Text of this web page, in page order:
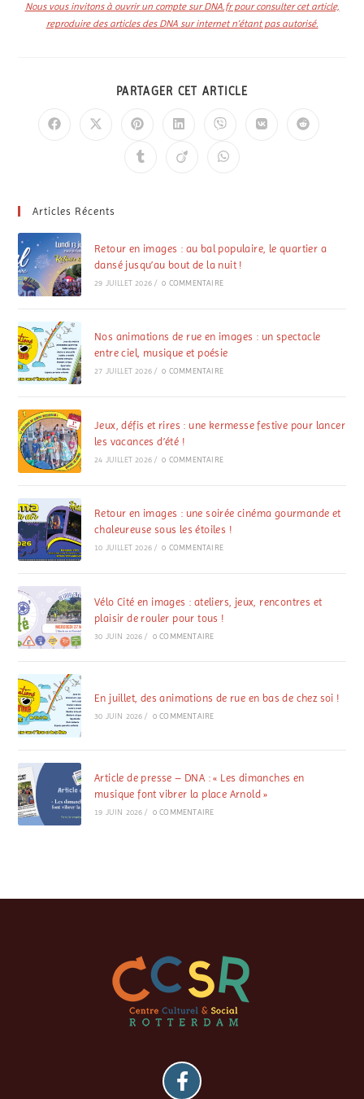
Nous vous invitons à ouvrir un compte sur DNA.fr pour consulter cet article,
reproduire des articles des DNA sur internet n’étant pas autorisé.
PARTAGER CET ARTICLE
Articles Récents
Retour en images : au bal populaire, le quartier a
dansé jusqu’au bout de la nuit !
29 JUILLET 2026 / 0 COMMENTAIRE
Nos animations de rue en images : un spectacle
entre ciel, musique et poésie
27 JUILLET 2026 / 0 COMMENTAIRE
Jeux, défis et rires : une kermesse festive pour lancer
les vacances d’été !
24 JUILLET 2026 / 0 COMMENTAIRE
Retour en images : une soirée cinéma gourmande et
chaleureuse sous les étoiles !
10 JUILLET 2026 / 0 COMMENTAIRE
Vélo Cité en images : ateliers, jeux, rencontres et
plaisir de rouler pour tous !
30 JUIN 2026 / 0 COMMENTAIRE
En juillet, des animations de rue en bas de chez soi !
30 JUIN 2026 / 0 COMMENTAIRE
Article de presse – DNA : « Les dimanches en
musique font vibrer la place Arnold »
19 JUIN 2026 / 0 COMMENTAIRE